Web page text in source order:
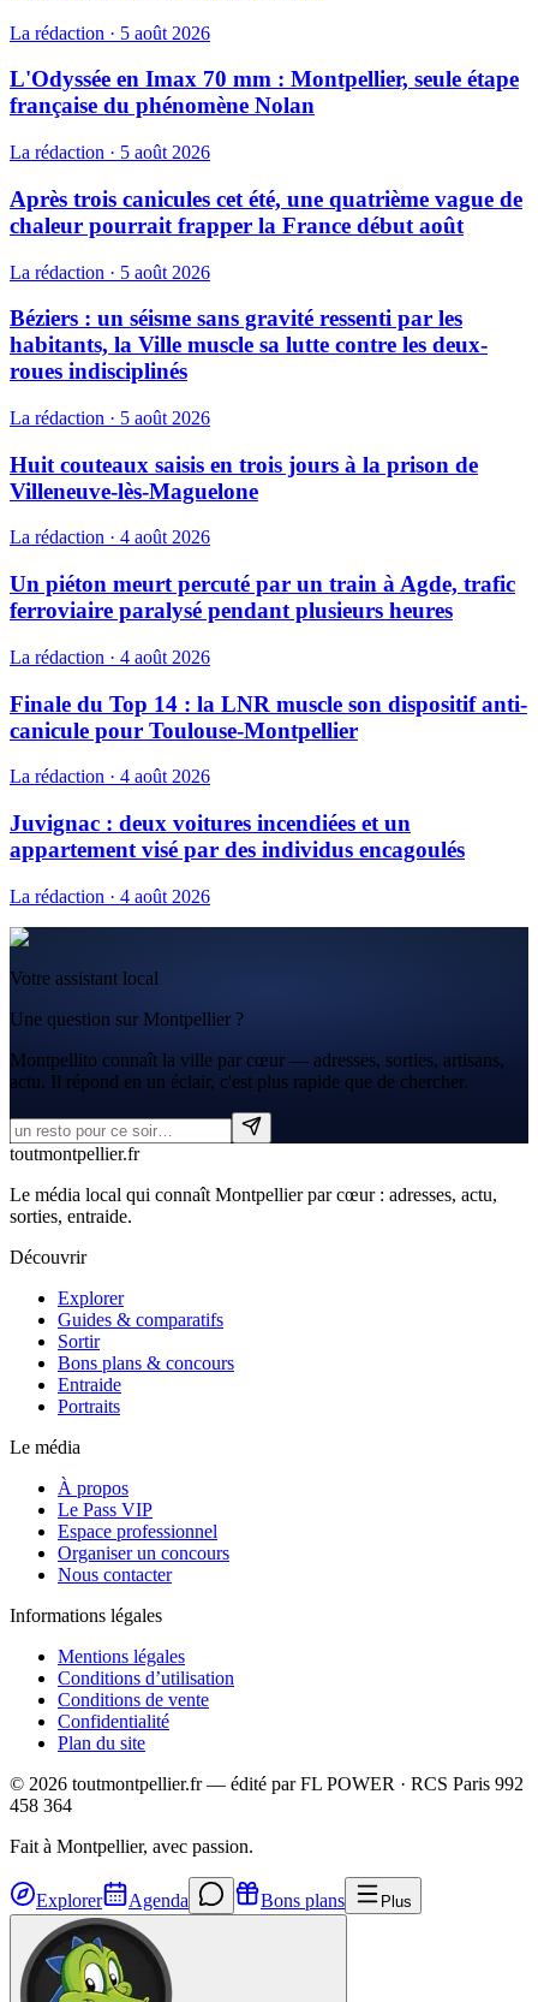
La rédaction · 5 août 2026
L'Odyssée en Imax 70 mm : Montpellier, seule étape
française du phénomène Nolan
La rédaction · 5 août 2026
Après trois canicules cet été, une quatrième vague de
chaleur pourrait frapper la France début août
La rédaction · 5 août 2026
Béziers : un séisme sans gravité ressenti par les
habitants, la Ville muscle sa lutte contre les deux-
roues indisciplinés
La rédaction · 5 août 2026
Huit couteaux saisis en trois jours à la prison de
Villeneuve-lès-Maguelone
La rédaction · 4 août 2026
Un piéton meurt percuté par un train à Agde, trafic
ferroviaire paralysé pendant plusieurs heures
La rédaction · 4 août 2026
Finale du Top 14 : la LNR muscle son dispositif anti-
canicule pour Toulouse-Montpellier
La rédaction · 4 août 2026
Juvignac : deux voitures incendiées et un
appartement visé par des individus encagoulés
La rédaction · 4 août 2026
Votre assistant local
Une question sur Montpellier ?
Montpellito connaît la ville par cœur — adresses, sorties, artisans,
actu. Il répond en un éclair, c'est plus rapide que de chercher.
toutmontpellier.fr
Le média local qui connaît Montpellier par cœur : adresses, actu,
sorties, entraide.
Découvrir
Explorer
Guides & comparatifs
Sortir
Bons plans & concours
Entraide
Portraits
Le média
À propos
Le Pass VIP
Espace professionnel
Organiser un concours
Nous contacter
Informations légales
Mentions légales
Conditions d’utilisation
Conditions de vente
Confidentialité
Plan du site
© 2026 toutmontpellier.fr — édité parFL POWER · RCS Paris 992
458 364
Fait à Montpellier, avec passion.
Explorer Agenda Bons plans Plus